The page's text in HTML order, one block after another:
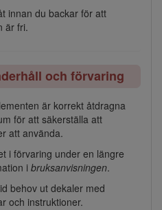
innan du backar för att
är fri.
och förvaring
är korrekt åtdragna
för att säkerställa att
att använda.
i förvaring under en längre
i bruksanvisningen.
behov ut dekaler med
och instruktioner.